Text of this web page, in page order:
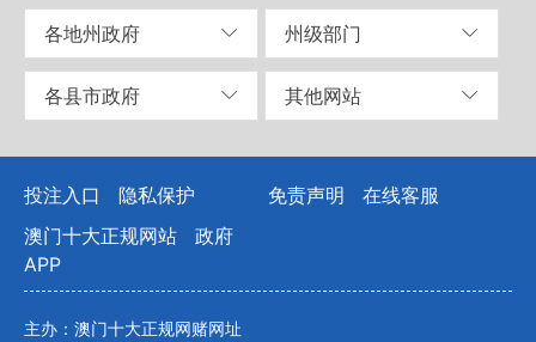
各地州政府 州级部门
各县市政府 其他网站
投注入口 隐私保护 免责声明
在线客服
澳门十大正规网站
政府
APP
主办：澳门十大正规网赌网址